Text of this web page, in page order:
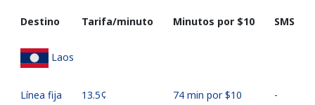
Destino Tarifa/minuto Minutos por ⁦$10⁩ SMS
Laos
Línea fija ⁦13.5¢⁩ 74 min por ⁦$10⁩ -